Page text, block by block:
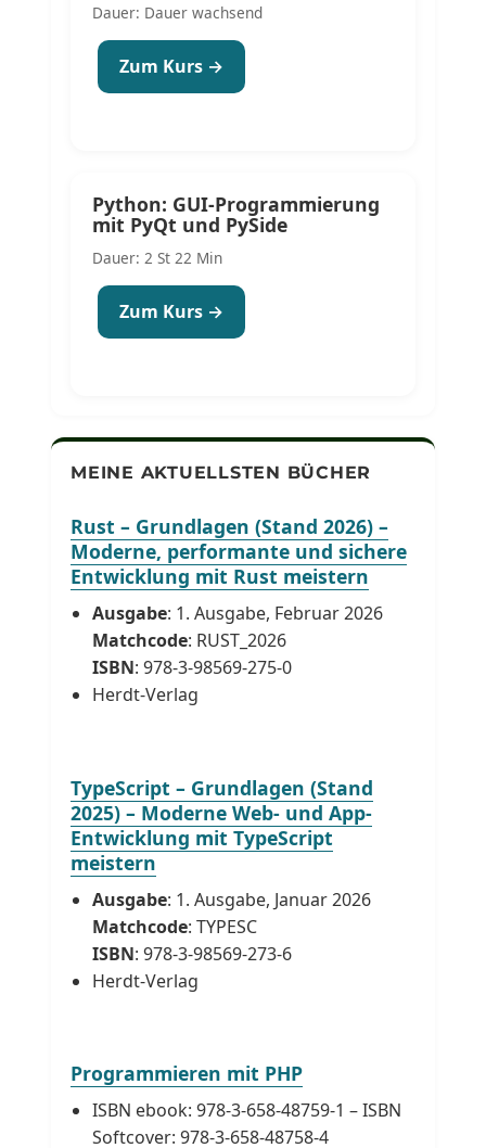
Dauer: Dauer wachsend
Zum Kurs →
Python: GUI-Programmierung
mit PyQt und PySide
Dauer: 2 St 22 Min
Zum Kurs →
MEINE AKTUELLSTEN BÜCHER
Rust – Grundlagen (Stand 2026) –
Moderne, performante und sichere
Entwicklung mit Rust meistern
Ausgabe: 1. Ausgabe, Februar 2026
Matchcode: RUST_2026
ISBN: 978-3-98569-275-0
Herdt-Verlag
TypeScript – Grundlagen (Stand
2025) – Moderne Web- und App-
Entwicklung mit TypeScript
meistern
Ausgabe: 1. Ausgabe, Januar 2026
Matchcode: TYPESC
ISBN: 978-3-98569-273-6
Herdt-Verlag
Programmieren mit PHP
ISBN ebook: 978-3-658-48759-1 – ISBN
Softcover: 978-3-658-48758-4